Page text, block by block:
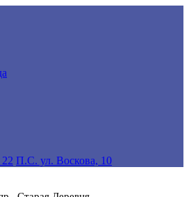
П.С. ул. Воскова, 10